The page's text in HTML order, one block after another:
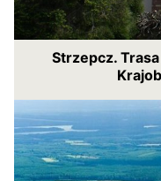
Strzepcz.